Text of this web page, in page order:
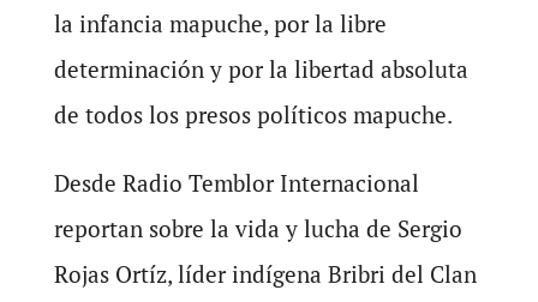
la infancia mapuche, por la libre
determinación y por la libertad absoluta
de todos los presos políticos mapuche.
Desde Radio Temblor Internacional
reportan sobre la vida y lucha de Sergio
Rojas Ortíz, líder indígena Bribri del Clan